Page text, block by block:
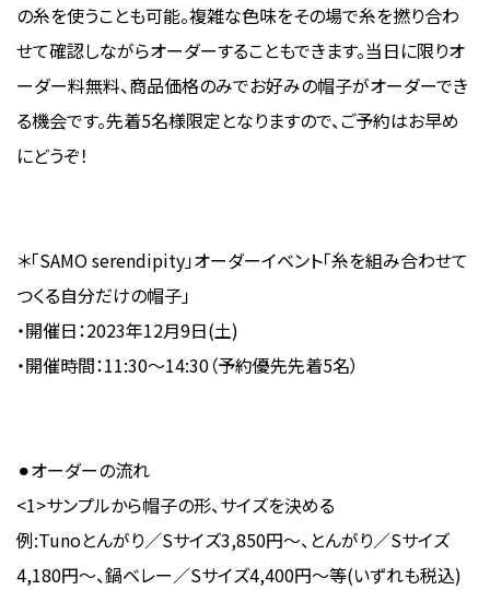
の糸を使うことも可能。複雑な色味をその場で糸を撚り合わ
せて確認しながらオーダーすることもできます。当日に限りオ
ーダー料無料、商品価格のみでお好みの帽子がオーダーでき
る機会です。先着5名様限定となりますので、ご予約はお早め
にどうぞ！
＊「SAMO serendipity」オーダーイベント「糸を組み合わせて
つくる自分だけの帽子」
・開催日：2023年12月9日(土)
・開催時間：11:30〜14:30（予約優先先着5名）
⚫︎オーダーの流れ
<1>サンプルから帽子の形、サイズを決める
例:Tunoとんがり／Sサイズ3,850円〜、とんがり／Sサイズ
4,180円〜、鍋ベレー／Sサイズ4,400円〜等(いずれも税込)